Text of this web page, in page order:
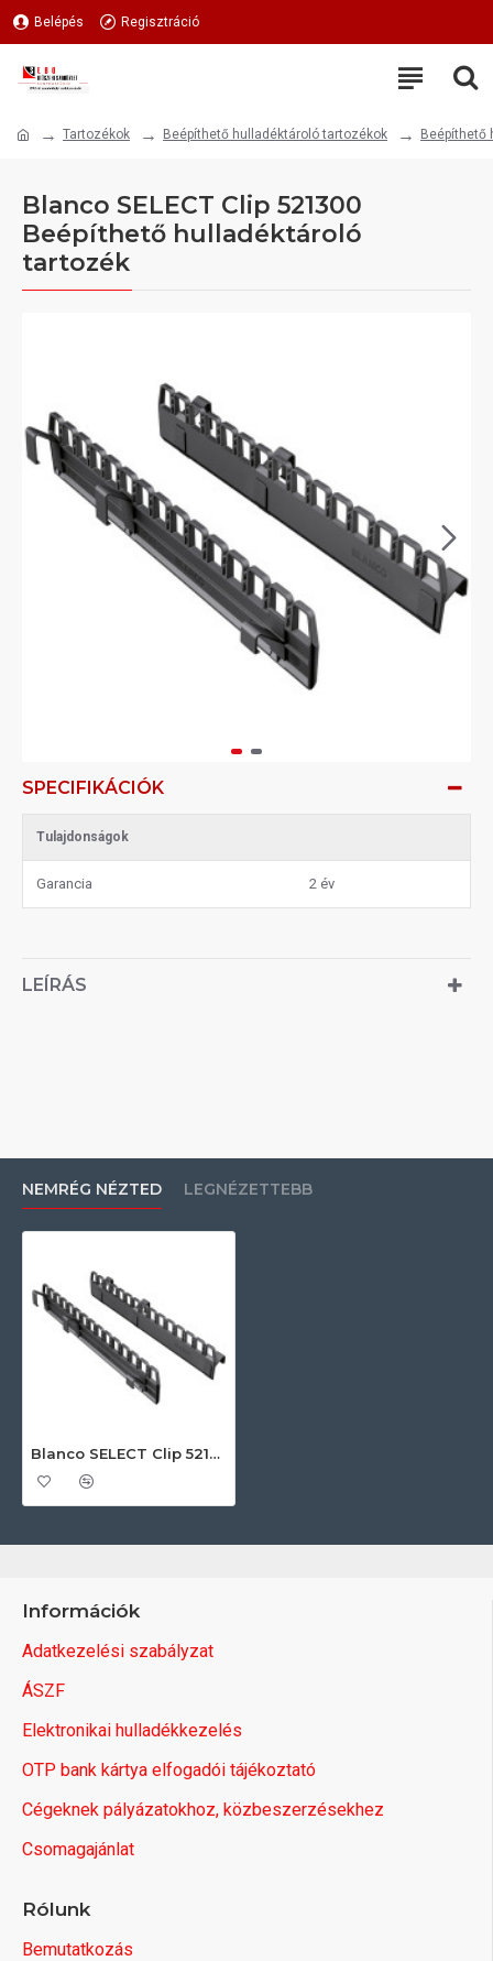
Belépés Regisztráció
Tartozékok Beépíthető hulladéktároló tartozékok Beépíthető
Blanco SELECT Clip 521300
Beépíthető hulladéktároló
tartozék
SPECIFIKÁCIÓK
Tulajdonságok
Garancia 2 év
LEÍRÁS
NEMRÉG NÉZTED LEGNÉZETTEBB
Blanco SELECT Clip 521300 Beépíthető hulladéktároló tartozék
Információk
Adatkezelési szabályzat
ÁSZF
Elektronikai hulladékkezelés
OTP bank kártya elfogadói tájékoztató
Cégeknek pályázatokhoz, közbeszerzésekhez
Csomagajánlat
Rólunk
Bemutatkozás